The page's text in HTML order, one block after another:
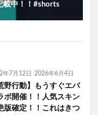
載中！！#shorts
年7月12日 2026年6月4日
野行動】もうすぐエバ
ボ開催！！人気スキン
版確定！！これはきつ